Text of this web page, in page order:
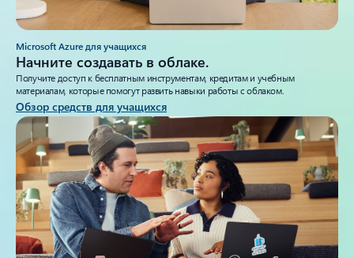
Microsoft Azure для учащихся
Начните создавать в облаке.
Получите доступ к бесплатным инструментам, кредитам и учебным
материалам, которые помогут развить навыки работы с облаком.
Обзор средств для учащихся